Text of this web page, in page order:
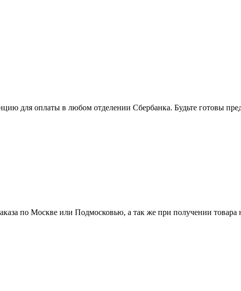
для оплаты в любом отделении Сбербанка. Будьте готовы
по Москве или Подмосковью, а так же при получении товара